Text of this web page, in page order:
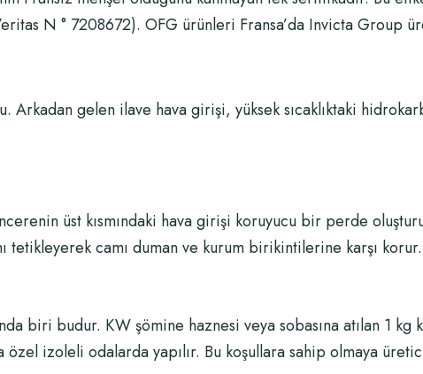
N ° 7208672). OFG ürünleri Fransa’da Invicta Group
Arkadan gelen ilave hava girişi, yüksek sıcaklıktaki
üst kısmındaki hava girişi koruyucu bir perde
tetikleyerek camı duman ve kurum birikintilerine karşı korur.
biri budur. KW şömine haznesi veya sobasına atılan 1 kg
özel izoleli odalarda yapılır. Bu koşullara sahip olmaya